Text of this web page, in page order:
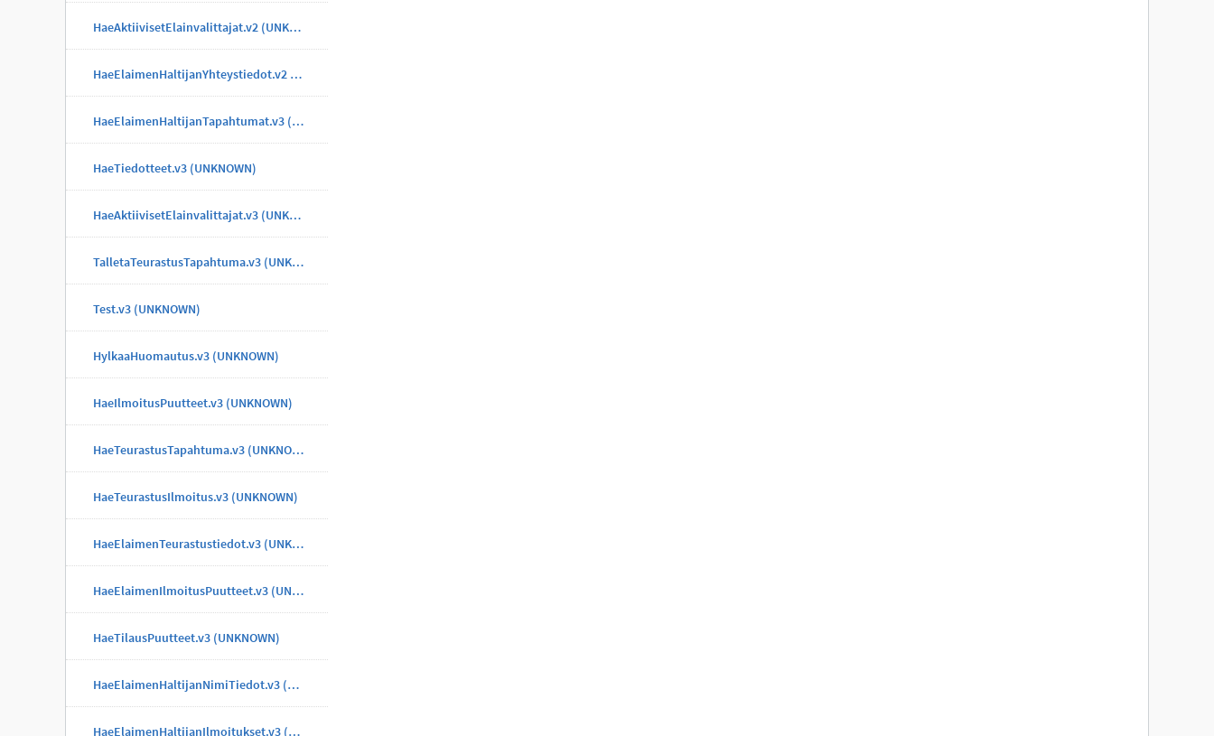
HaeAktiivisetElainvalittajat.v2 (UNKNOWN)
HaeElaimenHaltijanYhteystiedot.v2 (UNKNOWN)
HaeElaimenHaltijanTapahtumat.v3 (UNKNOWN)
HaeTiedotteet.v3 (UNKNOWN)
HaeAktiivisetElainvalittajat.v3 (UNKNOWN)
TalletaTeurastusTapahtuma.v3 (UNKNOWN)
Test.v3 (UNKNOWN)
HylkaaHuomautus.v3 (UNKNOWN)
HaeIlmoitusPuutteet.v3 (UNKNOWN)
HaeTeurastusTapahtuma.v3 (UNKNOWN)
HaeTeurastusIlmoitus.v3 (UNKNOWN)
HaeElaimenTeurastustiedot.v3 (UNKNOWN)
HaeElaimenIlmoitusPuutteet.v3 (UNKNOWN)
HaeTilausPuutteet.v3 (UNKNOWN)
HaeElaimenHaltijanNimiTiedot.v3 (UNKNOWN)
HaeElaimenHaltijanIlmoitukset.v3 (UNKNOWN)